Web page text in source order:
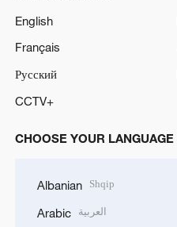
English
Français
Русский
CCTV+
CHOOSE YOUR LANGUAGE
Albanian Shqip
Arabic العربية